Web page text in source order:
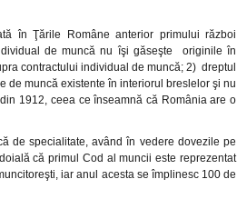
în Ţările Române anterior primului război
de muncă nu îşi găseşte originile în
contractului individual de muncă; 2) dreptul
de muncă existente în interiorul breslelor şi nu
1912, ceea ce înseamnă că România are o
de specialitate, având în vedere dovezile pe
că primul Cod al muncii este reprezentat
iar anul acesta se împlinesc 100 de